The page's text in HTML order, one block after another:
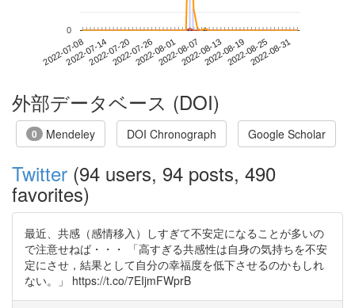
2022-07-082022-07-142022-07-202022-07-262022-08-012022-08-072022-08-132022-08-192022-08-252022-08-31
0
外部データベース (DOI)
0 Mendeley DOI Chronograph Google Scholar
Twitter (94 users, 94 posts, 490
favorites)
最近、共感（感情移入）しすぎて不安定になることが多いの
で注意せねば・・・ 「高すぎる共感性は自身の気持ちを不安
定にさせ，結果として自分の幸福度を低下させるのかもしれ
ない。」 https://t.co/7EIjmFWprB